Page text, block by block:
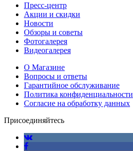
Пресс-центр
Акции и скидки
Новости
Обзоры и советы
Фотогалерея
Видеогалерея
О Магазине
Вопросы и ответы
Гарантийное обслуживание
Политика конфиденциальности
Согласие на обработку данных
Присоединяйтесь